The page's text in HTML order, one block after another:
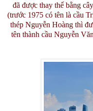
đã được thay thế bằng
(trước 1975 có tên là cầu
thép Nguyễn Hoàng thì
tên thành cầu Nguyễn